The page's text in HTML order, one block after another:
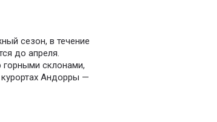
сезон, в течение
до апреля.
склонами,
Андорры —